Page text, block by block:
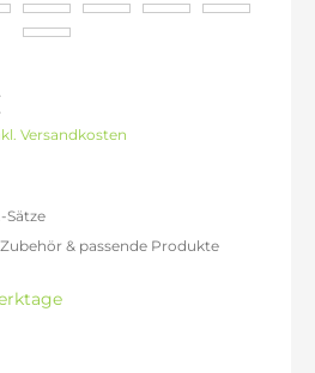
Versandkosten
Sätze
€
€
& passende Produkte